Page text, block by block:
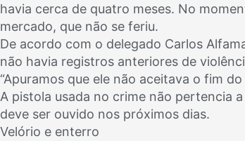
havia cerca de quatro meses. No
mercado, que não se feriu.
De acordo com o delegado Carlos
não havia registros anteriores de
“Apuramos que ele não aceitava o fim
A pistola usada no crime não pertencia
deve ser ouvido nos próximos dias.
Velório e enterro